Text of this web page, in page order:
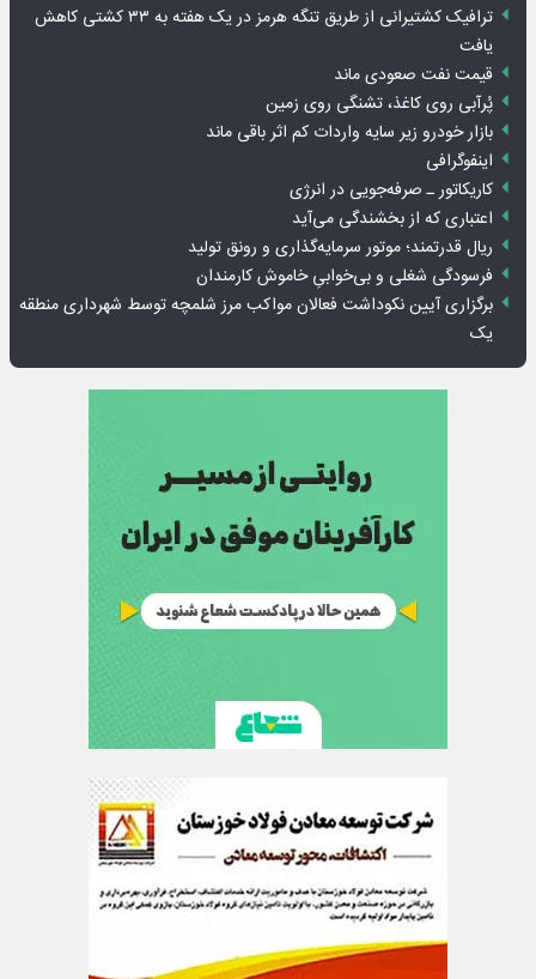
ترافیک کشتیرانی از طریق تنگه هرمز در یک هفته به ۳۳ کشتی کاهش
یافت
قیمت نفت صعودی ماند
پُرآبی روی کاغذ، تشنگی روی زمین
بازار خودرو زیر سایه واردات کم اثر باقی ماند
اینفوگرافی
کاریکاتور ـ صرفه‌جویی در انرژی
اعتباری که از بخشندگی می‌آید
ریال قدرتمند؛ موتور سرمایه‌گذاری و رونق تولید
فرسودگی شغلی و بی‌خوابیِ خاموش کارمندان
برگزاری آیین نکوداشت فعالان مواکب مرز شلمچه توسط شهرداری منطقه
یک